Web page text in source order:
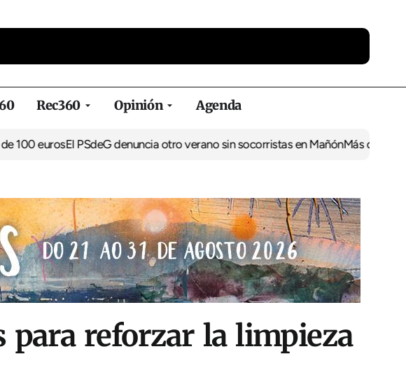
Rec360 Opinión Agenda
eurosEl PSdeG denuncia otro verano sin socorristas en MañónMás de 237.000
para reforzar la limpieza